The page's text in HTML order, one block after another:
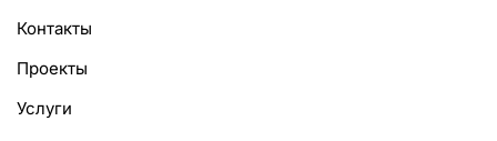
Контакты
Проекты
Услуги